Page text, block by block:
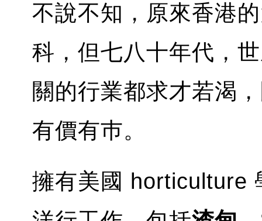
不說不知，原來香港
科，但七八十年代，
關的行業都求才若渴
有價有巿。
擁有美國 horticulture